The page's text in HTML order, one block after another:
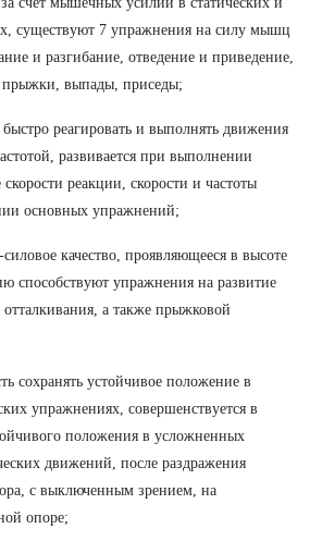
существуют 7 упражнения на силу мышц
и разгибание, отведение и приведение,
прыжки, выпады, приседы;
реагировать и выполнять движения
развивается при выполнении
реакции, скорости и частоты
основных упражнений;
качество, проявляющееся в высоте
способствуют упражнения на развитие
а также прыжковой
сохранять устойчивое положение в
упражнениях, совершенствуется в
положения в усложненных
движений, после раздражения
с выключенным зрением, на
опоре;